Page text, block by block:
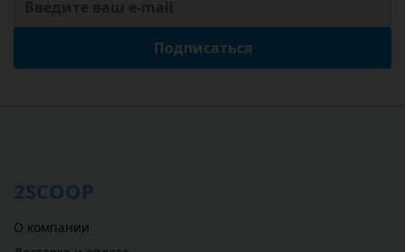
Подписаться
2SCOOP
О компании